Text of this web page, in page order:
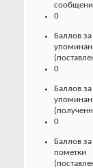
0
Баллов за
0
Баллов за
0
Баллов за
пометки